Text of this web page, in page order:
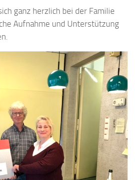
ganz herzlich bei der Familie
Aufnahme und Unterstützung